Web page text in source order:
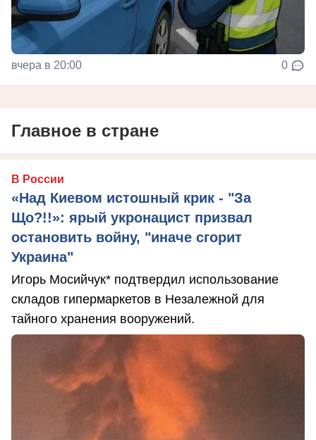
вчера в 20:00 0
Главное в стране
В России
«Над Киевом истошный крик - "За
Що?!!»: ярый укронацист призвал
остановить войну, "иначе сгорит
Украина"
Игорь Мосийчук* подтвердил использование
складов гипермаркетов в Незалежной для
тайного хранения вооружений.